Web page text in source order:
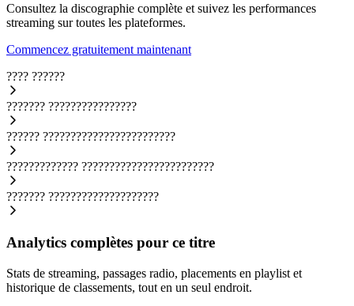
Consultez la discographie complète et suivez les performances
streaming sur toutes les plateformes.
Commencez gratuitement maintenant
???? ??????
??????? ????????????????
?????? ????????????????????????
????????????? ????????????????????????
??????? ????????????????????
Analytics complètes pour ce titre
Stats de streaming, passages radio, placements en playlist et
historique de classements, tout en un seul endroit.